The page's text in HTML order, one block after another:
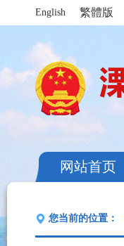
English 繁體版
网站首页
您当前的位置：